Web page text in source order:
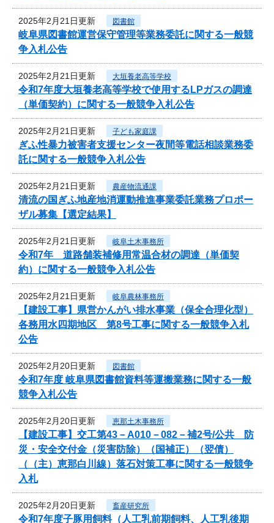
2025年2月21日更新 図書館
岐阜県図書館運営保守管理等業務委託に関する一般競
争入札公告
2025年2月21日更新 大垣養老高等学校
令和7年度大垣養老高等学校で使用するLPガスの調達
（単価契約）に関する一般競争入札公告
2025年2月21日更新 子ども家庭課
ぎふ性暴力被害者支援センター夜間等電話相談業務委
託に関する一般競争入札公告
2025年2月21日更新 農産物流通課
清流の国ぎふ地産地消運動推進事業委託業務プロポー
ザル募集【選定結果】
2025年2月21日更新 岐阜土木事務所
令和7年 道路舗装補修用常温合材の調達（単価契
約）に関する一般競争入札公告
2025年2月21日更新 岐阜農林事務所
【建設工事】県営かんがい排水事業（保全合理化型）
各務用水四期地区 第8号工事に関する一般競争入札
公告
2025年2月20日更新 図書館
令和7年度 岐阜県図書館資料等運搬業務に関する一般
競争入札公告
2025年2月20日更新 恵那土木事務所
【建設工事】交工第43－A010－082－補2号/公共 防
災・安全交付金（災害防除）（国補正）（翌債）
（（主）恵那白川線）落石対策工事に関する一般競争
入札
2025年2月20日更新 畜産研究所
令和7年度子豚用飼料（人工乳前期飼料、人工乳後期